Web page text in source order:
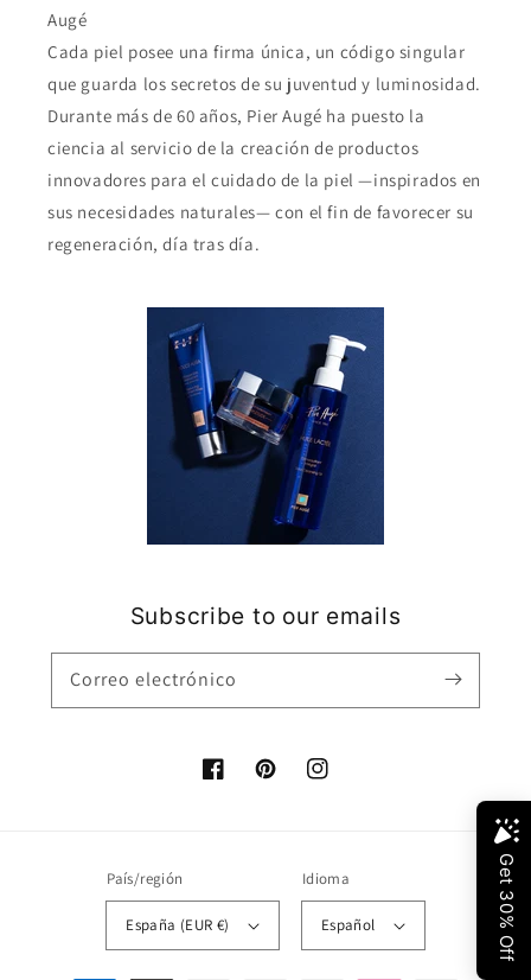
Augé
Cada piel posee una firma única, un código singular
que guarda los secretos de su juventud y luminosidad.
Durante más de 60 años, Pier Augé ha puesto la
ciencia al servicio de la creación de productos
innovadores para el cuidado de la piel —inspirados en
sus necesidades naturales— con el fin de favorecer su
regeneración, día tras día.
Subscribe to our emails
Correo electrónico
FacebookPinterestInstagram
País/región
España (EUR €)
Idioma
Español